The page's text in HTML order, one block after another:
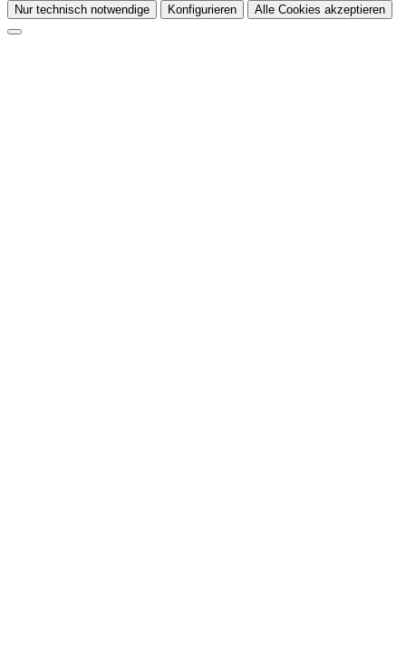
Nur technisch notwendige Konfigurieren Alle Cookies akzeptieren